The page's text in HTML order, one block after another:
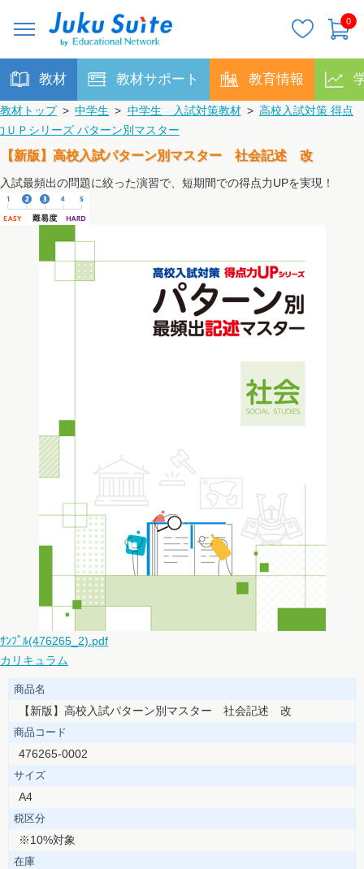
0
教材 教材サポート 教育情報
教材トップ > 中学生 > 中学生 入試対策教材 > 高校入試対策 得点
ＵＰシリーズ パターン別マスター
【新版】高校入試パターン別マスター 社会記述 改
入試最頻出の問題に絞った演習で、短期間での得点力UPを実現！
ｻﾝﾌﾟﾙ(476265_2).pdf
カリキュラム
商品名
【新版】高校入試パターン別マスター 社会記述 改
商品コード
476265-0002
サイズ
A4
税区分
※10%対象
在庫